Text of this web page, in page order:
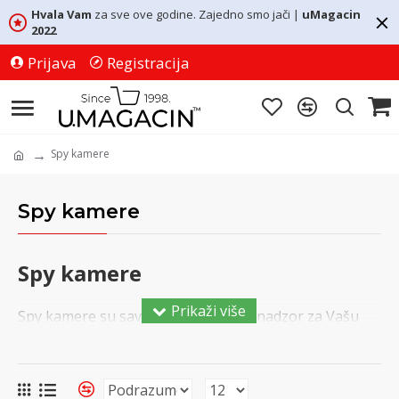
Hvala Vam za sve ove godine. Zajedno smo jači | uMagacin
2022
Prijava Registracija
Spy kamere
Spy kamere
Spy kamere
Spy kamere su savršene kamere za nadzor za Vašu
Pomoću savremene Spy kamere možete pratiti